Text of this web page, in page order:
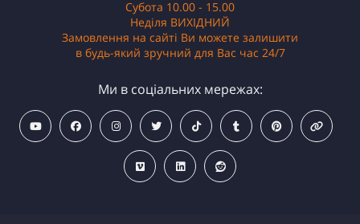
Субота 10.00 - 15.00
Неділя ВИХІДНИЙ
Замовлення на сайті Ви можете залишити
в будь-який зручний для Вас час 24/7
Ми в соціальних мережах: